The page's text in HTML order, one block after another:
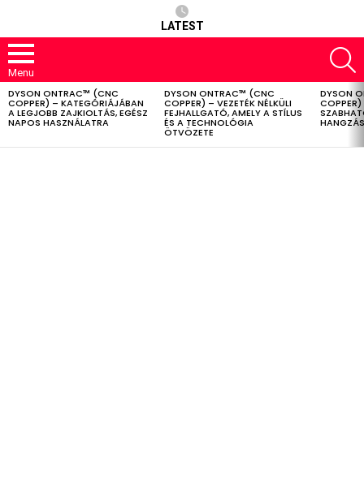
LATEST
Menu
LATEST
STORIES
DYSON ONTRAC™ (CNC
COPPER) – KATEGÓRIÁJÁBAN
A LEGJOBB ZAJKIOLTÁS, EGÉSZ
NAPOS HASZNÁLATRA
DYSON ONTRAC™ (CNC
COPPER) – VEZETÉK NÉLKÜLI
FEJHALLGATÓ, AMELY A STÍLUS
ÉS A TECHNOLÓGIA
ÖTVÖZETE
DYSON
COPPER)